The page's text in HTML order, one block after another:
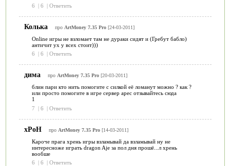
6
| 6 | Ответить
Колька про ArtMoney 7.35 Pro[24-03-2011]
Online игры не взломает там не дураки сидят и (Гребут бабло)
античит ух у всех стоит)))
6
| 6 | Ответить
дима про ArtMoney 7.35 Pro[20-03-2011]
блин пари кто нить помогите с силкой её ломанут можно ? как ?
или просто помогите в игре сервер арес отзывайтесь сюда
1
7
| 6 | Ответить
хРоН про ArtMoney 7.35 Pro[14-03-2011]
Кароче прага хрень игры взламывай да взламывай ну не
интересноже играть dragon Aje за пол дня прошё...л хрень
вообше
6
| 6 | Ответить